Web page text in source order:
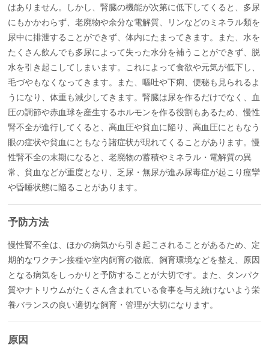
はありません。しかし、腎臓の機能が次第に低下してくると、多尿
にもかかわらず、老廃物や余分な電解質、リンなどのミネラル類を
尿中に排泄することができず、体内にたまってきます。また、水を
たくさん飲んでも多尿によって失った水分を補うことができず、脱
水を引き起こしてしまいます。これによって食欲や元気が低下し、
毛づやもなくなってきます。また、嘔吐や下痢、便秘も見られるよ
うになり、体重も減少してきます。腎臓は尿を作るだけでなく、血
圧の調節や赤血球を産生するホルモンを作る役割もあるため、慢性
腎不全が進行してくると、高血圧や貧血に陥り、高血圧にともなう
眼の症状や貧血にともなう諸症状が現れてくることがあります。慢
性腎不全の末期になると、老廃物の蓄積やミネラル・電解質の異
常、貧血などが重度となり、乏尿・無尿が進み尿毒症が起こり痙攣
や昏睡状態に陥ることがあります。
予防方法
慢性腎不全は、ほかの病気から引き起こされることがあるため、定
期的なワクチン接種や室内飼育の徹底、飼育環境などを整え、原因
となる病気をしっかりと予防することが大切です。また、タンパク
質やナトリウムがたくさん含まれている食事を与え続けないよう栄
養バランスの良い適切な飼育・管理が大切になります。
原因